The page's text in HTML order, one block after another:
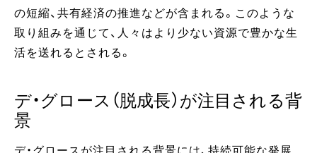
の短縮、共有経済の推進などが含まれる。このような
取り組みを通じて、人々はより少ない資源で豊かな生
活を送れるとされる。
デ・グロース（脱成長）が注目される背
景
デ・グロースが注目される背景には、持続可能な発展